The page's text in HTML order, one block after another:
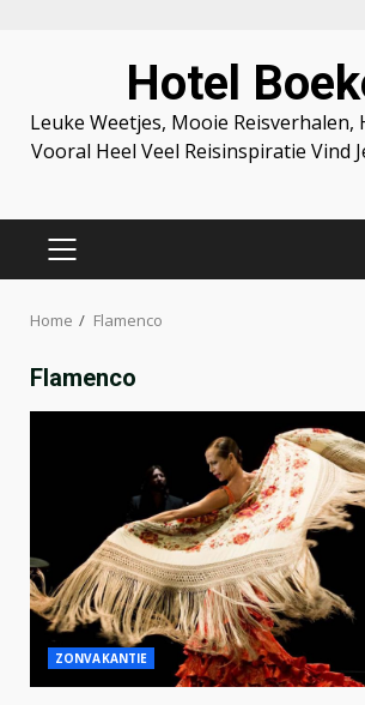
Hotel
Leuke Weetjes, Mooie Reisverhalen,
Vooral Heel Veel Reisinspiratie Vind
PRIMARY
Home Flamenco
Flamenco
ZONVAKANTIE